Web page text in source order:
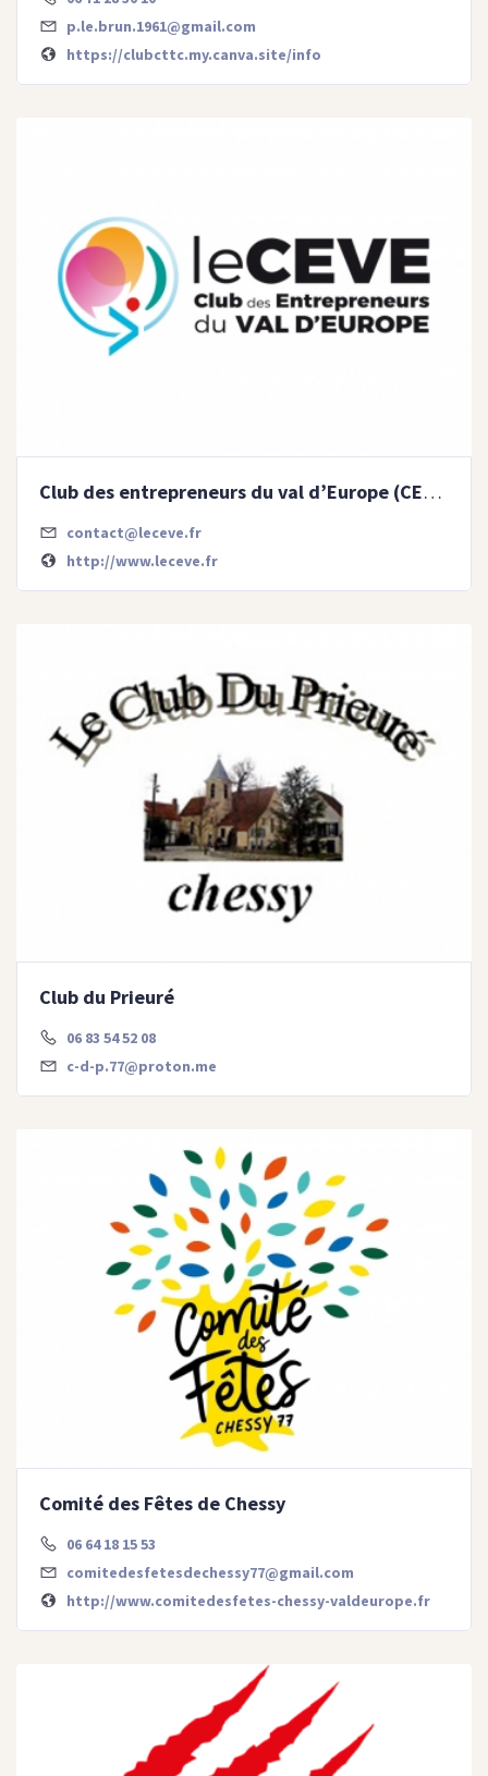
p.le.brun.1961@gmail.com
https://clubcttc.my.canva.site/info
Club des entrepreneurs du val d’Europe (CEVE)
contact@leceve.fr
http://www.leceve.fr
Club du Prieuré
06 83 54 52 08
c-d-p.77@proton.me
Comité des Fêtes de Chessy
06 64 18 15 53
comitedesfetesdechessy77@gmail.com
http://www.comitedesfetes-chessy-valdeurope.fr